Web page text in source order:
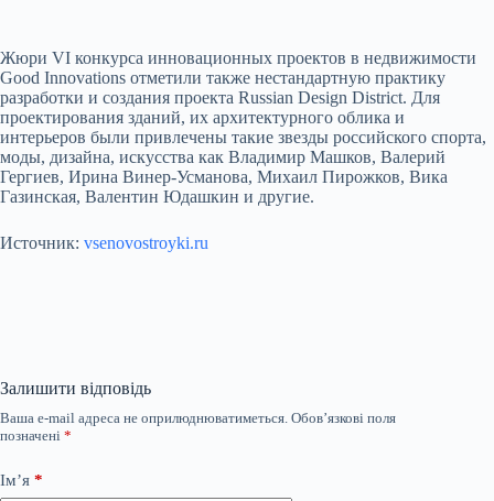
Жюри VI конкурса инновационных проектов в недвижимости
Good Innovations отметили также нестандартную практику
разработки и создания проекта Russian Design District. Для
проектирования зданий, их архитектурного облика и
интерьеров были привлечены такие звезды российского спорта,
моды, дизайна, искусства как Владимир Машков, Валерий
Гергиев, Ирина Винер-Усманова, Михаил Пирожков, Вика
Газинская, Валентин Юдашкин и другие.
Источник: vsenovostroyki.ru
Залишити відповідь
Ваша e-mail адреса не оприлюднюватиметься. Обов’язкові поля
позначені *
Ім’я *